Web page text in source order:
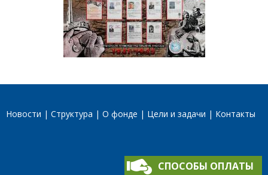
Новости Структура О фонде Цели и задачи Контакты
СПОСОБЫ ОПЛАТЫ